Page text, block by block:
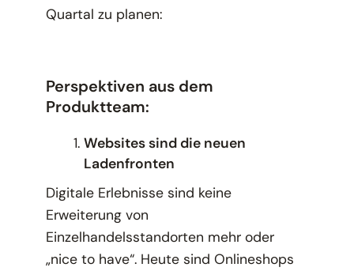
Quartal zu planen:
Perspektiven aus dem
Produktteam:
Websites sind die neuen
Ladenfronten
Digitale Erlebnisse sind keine
Erweiterung von
Einzelhandelsstandorten mehr oder
„nice to have“. Heute sind Onlineshops